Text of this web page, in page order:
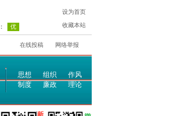
设为首页
收藏本站
在线投稿 网络举报
思想 组织
作风
制度
廉政 理论